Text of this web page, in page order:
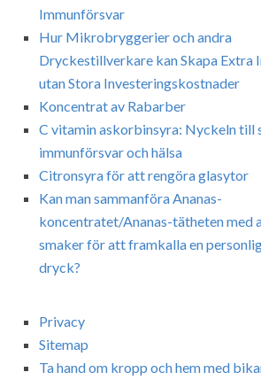
Immunförsvar
Hur Mikrobryggerier och andra
Dryckestillverkare kan Skapa Extra
utan Stora Investeringskostnader
Koncentrat av Rabarber
C vitamin askorbinsyra: Nyckeln till
immunförsvar och hälsa
Citronsyra för att rengöra glasytor
Kan man sammanföra Ananas-
koncentratet/Ananas-tätheten med
smaker för att framkalla en
dryck?
Privacy
Sitemap
Ta hand om kropp och hem med